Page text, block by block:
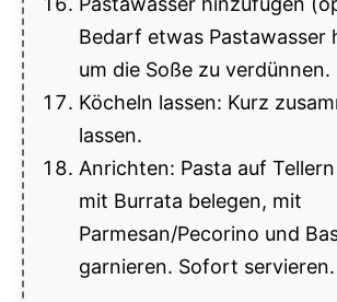
Bedarf etwas Pastawasser
um die Soße zu verdünnen.
Köcheln lassen: Kurz
lassen.
Anrichten: Pasta auf
mit Burrata belegen, mit
Parmesan/Pecorino und
garnieren. Sofort servieren.